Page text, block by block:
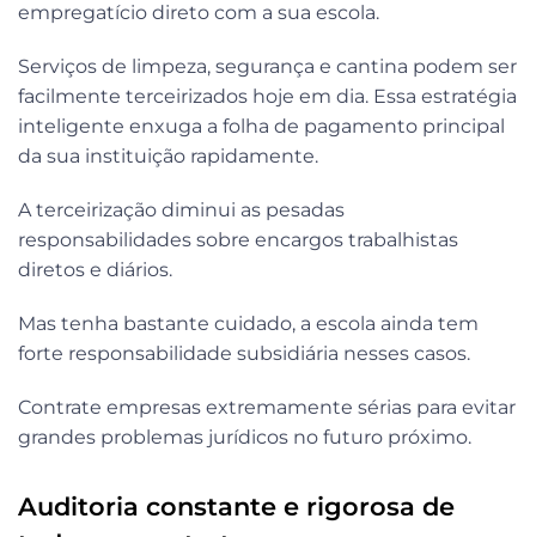
empregatício direto com a sua escola.
Serviços de limpeza, segurança e cantina podem ser
facilmente terceirizados hoje em dia. Essa estratégia
inteligente enxuga a folha de pagamento principal
da sua instituição rapidamente.
A terceirização diminui as pesadas
responsabilidades sobre encargos trabalhistas
diretos e diários.
Mas tenha bastante cuidado, a escola ainda tem
forte responsabilidade subsidiária nesses casos.
Contrate empresas extremamente sérias para evitar
grandes problemas jurídicos no futuro próximo.
Auditoria constante e rigorosa de